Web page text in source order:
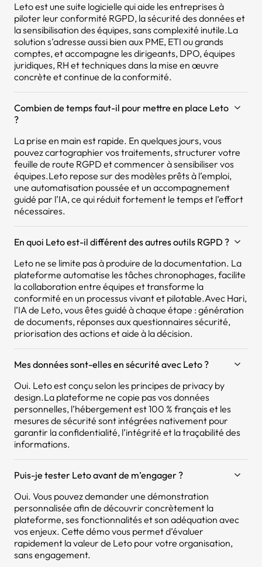
Leto est une suite logicielle qui aide les entreprises à
piloter leur conformité RGPD, la sécurité des données et
la sensibilisation des équipes, sans complexité inutile.La
solution s’adresse aussi bien aux PME, ETI ou grands
comptes, et accompagne les dirigeants, DPO, équipes
juridiques, RH et techniques dans la mise en œuvre
concrète et continue de la conformité.
Combien de temps faut-il pour mettre en place Leto
?
La prise en main est rapide. En quelques jours, vous
pouvez cartographier vos traitements, structurer votre
feuille de route RGPD et commencer à sensibiliser vos
équipes.Leto repose sur des modèles prêts à l’emploi,
une automatisation poussée et un accompagnement
guidé par l’IA, ce qui réduit fortement le temps et l’effort
nécessaires.
En quoi Leto est-il différent des autres outils RGPD ?
Leto ne se limite pas à produire de la documentation. La
plateforme automatise les tâches chronophages, facilite
la collaboration entre équipes et transforme la
conformité en un processus vivant et pilotable.Avec Hari,
l’IA de Leto, vous êtes guidé à chaque étape : génération
de documents, réponses aux questionnaires sécurité,
priorisation des actions et aide à la décision.
Mes données sont-elles en sécurité avec Leto ?
Oui. Leto est conçu selon les principes de privacy by
design.La plateforme ne copie pas vos données
personnelles, l’hébergement est 100 % français et les
mesures de sécurité sont intégrées nativement pour
garantir la confidentialité, l’intégrité et la traçabilité des
informations.
Puis-je tester Leto avant de m’engager ?
Oui. Vous pouvez demander une démonstration
personnalisée afin de découvrir concrètement la
plateforme, ses fonctionnalités et son adéquation avec
vos enjeux. Cette démo vous permet d’évaluer
rapidement la valeur de Leto pour votre organisation,
sans engagement.